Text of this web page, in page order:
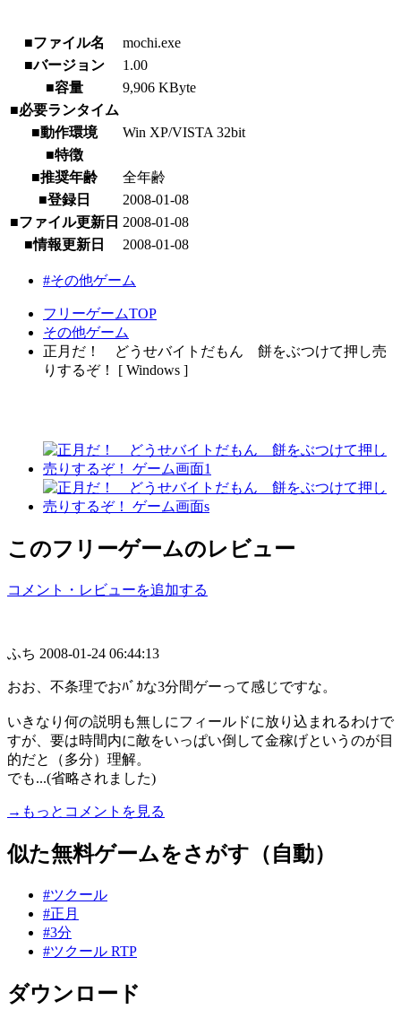
■ファイル名
mochi.exe
■バージョン
1.00
■容量
9,906 KByte
■必要ランタイム
■動作環境
Win XP/VISTA 32bit
■特徴
■推奨年齢
全年齢
■登録日
2008-01-08
■ファイル更新日 2008-01-08
■情報更新日
2008-01-08
#その他ゲーム
フリーゲームTOP
その他ゲーム
正月だ！ どうせバイトだもん 餅をぶつけて押し売
りするぞ！ [ Windows ]
このフリーゲームのレビュー
コメント・レビューを追加する
ふち 2008-01-24 06:44:13
おお、不条理でおﾊﾞｶな3分間ゲーって感じですな。
いきなり何の説明も無しにフィールドに放り込まれるわけで
すが、要は時間内に敵をいっぱい倒して金稼げというのが目
的だと（多分）理解。
でも...(省略されました)
→もっとコメントを見る
似た無料ゲームをさがす（自動）
#ツクール
#正月
#3分
#ツクール RTP
ダウンロード